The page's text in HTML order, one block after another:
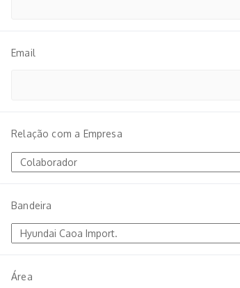
Email
Relação com a Empresa
Bandeira
Área